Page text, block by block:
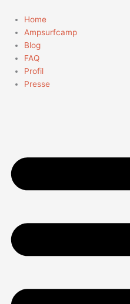
Inhalt
springen
Home
Ampsurfcamp
Blog
FAQ
Profil
Presse